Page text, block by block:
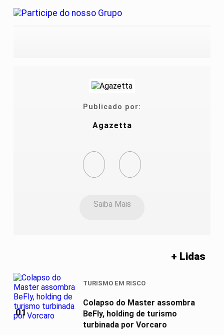
Publicado por:
Agazetta
Saiba Mais
+ Lidas
01
TURISMO EM RISCO
Colapso do Master assombra
BeFly, holding de turismo
turbinada por Vorcaro